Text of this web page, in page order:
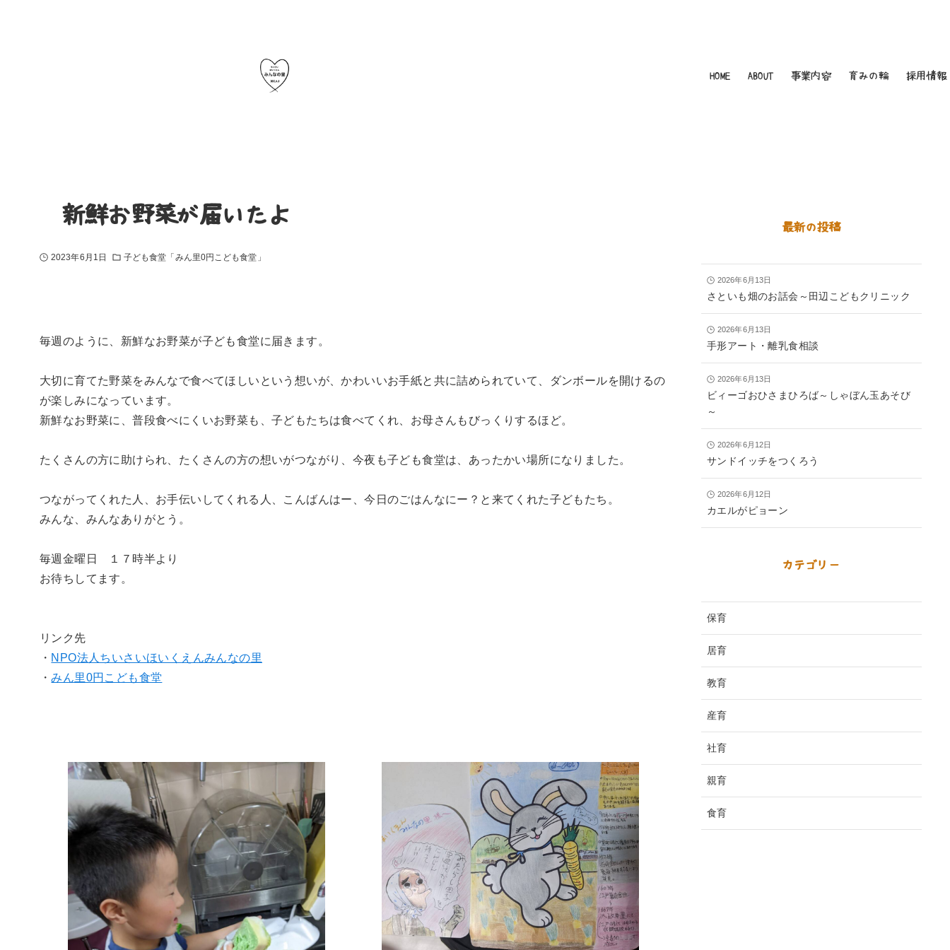
HOME ABOUT 事業内容 育みの輪 採用情報
〜新鮮お野菜が届いたよ〜
2023年6月1日 子ども食堂「みん里0円こども食堂」
毎週のように、新鮮なお野菜が子ども食堂に届きます。
大切に育てた野菜をみんなで食べてほしいという想いが、かわいいお手紙と共に詰められていて、ダンボールを開けるの
が楽しみになっています。
新鮮なお野菜に、普段食べにくいお野菜も、子どもたちは食べてくれ、お母さんもびっくりするほど。
たくさんの方に助けられ、たくさんの方の想いがつながり、今夜も子ども食堂は、あったかい場所になりました。
つながってくれた人、お手伝いしてくれる人、こんばんはー、今日のごはんなにー？と来てくれた子どもたち。
みんな、みんなありがとう。
毎週金曜日 １７時半より
お待ちしてます。
リンク先
・ NPO法人ちいさいほいくえんみんなの里
・みん里0円こども食堂
最新の投稿
2026年6月13日
さといも畑のお話会～田辺こどもクリニック
2026年6月13日
手形アート・離乳食相談
2026年6月13日
ビィーゴおひさまひろば～しゃぼん玉あそび
～
2026年6月12日
サンドイッチをつくろう
2026年6月12日
カエルがピョーン
カテゴリー
保育
居育
教育
産育
社育
親育
食育